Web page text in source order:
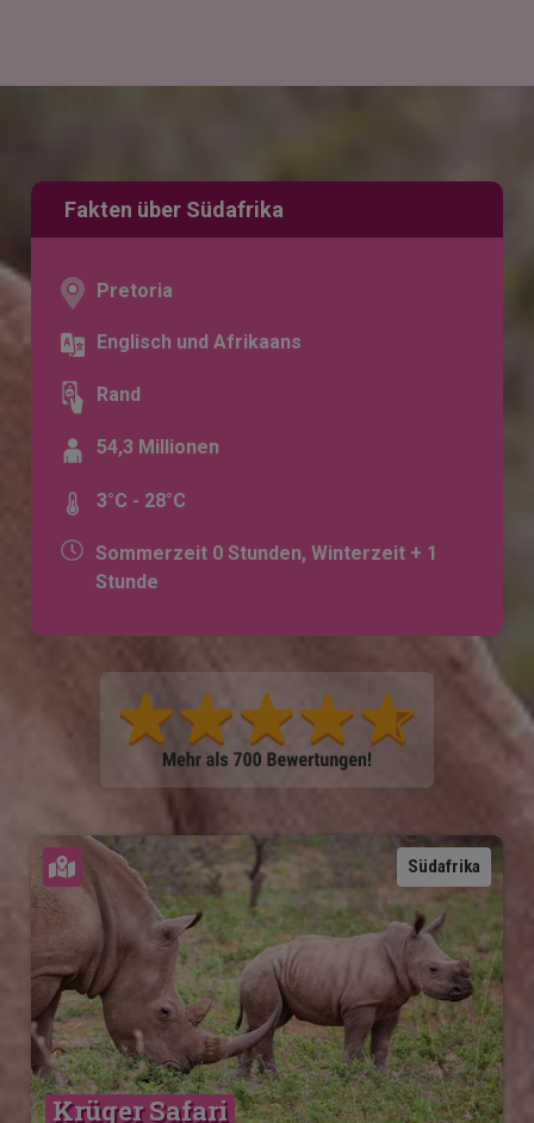
Fakten über Südafrika
Pretoria
Englisch und Afrikaans
Rand
54,3 Millionen
3°C - 28°C
Sommerzeit 0 Stunden, Winterzeit + 1
Stunde
Südafrika
Karte ansehen
Krüger Safari